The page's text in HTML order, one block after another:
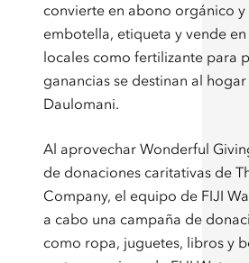
convierte en abono orgánico y
embotella, etiqueta y vende
locales como fertilizante para
ganancias se destinan al
Daulomani.
Al aprovechar Wonderful
de donaciones caritativas de
Company, el equipo de FIJI
a cabo una campaña de
como ropa, juguetes, libros y